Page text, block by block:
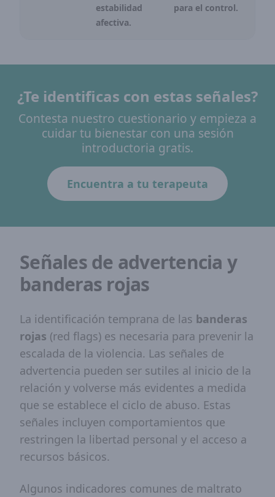
estabilidad
afectiva.
para el control.
¿Te identificas con estas señales?
Contesta nuestro cuestionario y empieza a
cuidar tu bienestar con una sesión
introductoria gratis.
Encuentra a tu terapeuta
Señales de advertencia y
banderas rojas
La identificación temprana de las banderas
rojas (red flags) es necesaria para prevenir la
escalada de la violencia. Las señales de
advertencia pueden ser sutiles al inicio de la
relación y volverse más evidentes a medida
que se establece el ciclo de abuso. Estas
señales incluyen comportamientos que
restringen la libertad personal y el acceso a
recursos básicos.
Algunos indicadores comunes de maltrato